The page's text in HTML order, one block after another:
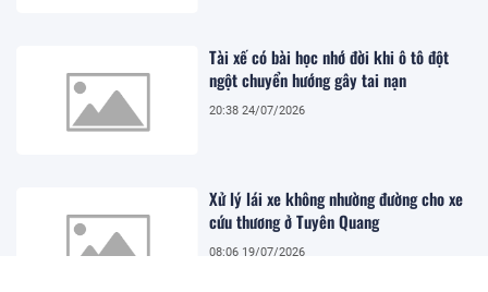
Tài xế có bài học nhớ đời khi ô tô đột
ngột chuyển hướng gây tai nạn
20:38 24/07/2026
Xử lý lái xe không nhường đường cho xe
cứu thương ở Tuyên Quang
08:06 19/07/2026